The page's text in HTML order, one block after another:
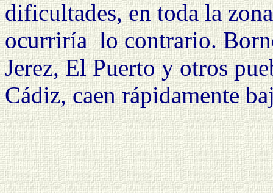
dificultades, en toda la
ocurriría lo contrario.
Jerez, El Puerto y otros
Cádiz, caen rápidamente